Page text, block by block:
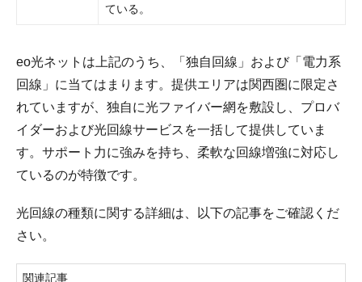
ている。
eo光ネットは上記のうち、「独自回線」および「電力系
回線」に当てはまります。提供エリアは関西圏に限定さ
れていますが、独自に光ファイバー網を敷設し、プロバ
イダーおよび光回線サービスを一括して提供していま
す。サポート力に強みを持ち、柔軟な回線増強に対応し
ているのが特徴です。
光回線の種類に関する詳細は、以下の記事をご確認くだ
さい。
関連記事